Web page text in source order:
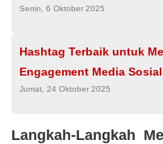
Panjang
Senin, 6 Oktober 2025
Hashtag Terbaik untuk
Engagement Media Sosial
Jumat, 24 Oktober 2025
Langkah-Langkah